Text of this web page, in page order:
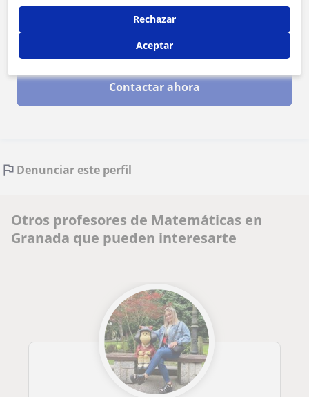
aviso legaly de
Contactar ahora
Denunciar este perfil
Otros profesores de Matemáticas en
Granada que pueden interesarte
Rechazar
Aceptar